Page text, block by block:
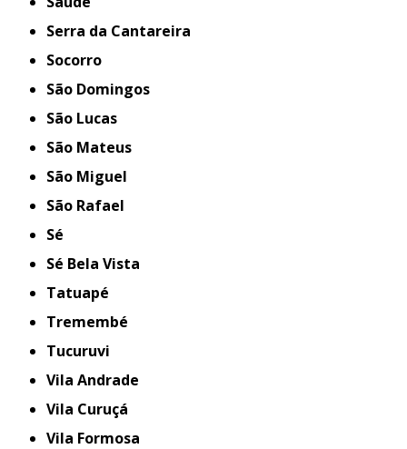
Serra da Cantareira
Socorro
São Domingos
São Lucas
São Mateus
São Miguel
São Rafael
Sé
Sé Bela Vista
Tatuapé
Tremembé
Tucuruvi
Vila Andrade
Vila Curuçá
Vila Formosa